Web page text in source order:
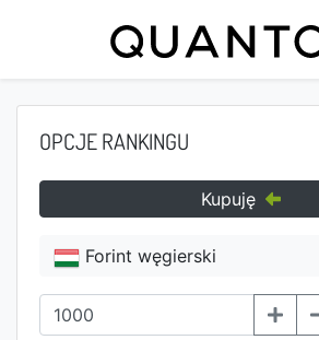
OPCJE RANKINGU
Kupuję
Forint węgierski